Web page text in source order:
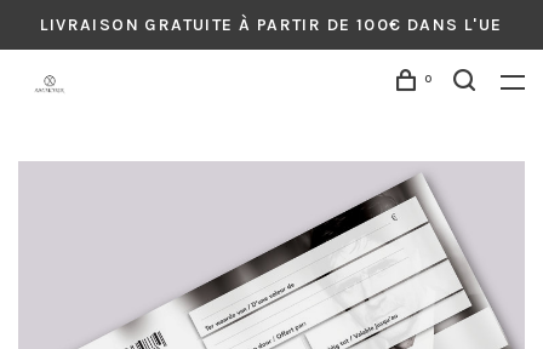
LIVRAISON GRATUITE À PARTIR DE 100€ DANS L'UE
0